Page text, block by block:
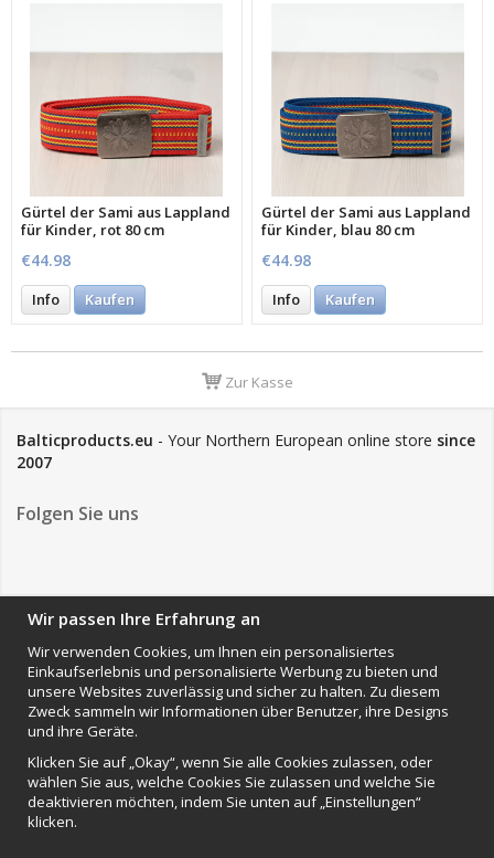
Gürtel der Sami aus Lappland
für Kinder, rot 80 cm
€44.98
Info Kaufen
Gürtel der Sami aus Lappland
für Kinder, blau 80 cm
€44.98
Info Kaufen
Zur Kasse
Balticproducts.eu - Your Northern European online store since
2007
Folgen Sie uns
NEWSLETTER
Anmelden
Impressum
VAMOS Commerce AB
Organisationsnummer: 559502-0453
Wir passen Ihre Erfahrung an
Wir verwenden Cookies, um Ihnen ein personalisiertes
Einkaufserlebnis und personalisierte Werbung zu bieten und
unsere Websites zuverlässig und sicher zu halten. Zu diesem
Zweck sammeln wir Informationen über Benutzer, ihre Designs
und ihre Geräte.
Klicken Sie auf „Okay“, wenn Sie alle Cookies zulassen, oder
wählen Sie aus, welche Cookies Sie zulassen und welche Sie
deaktivieren möchten, indem Sie unten auf „Einstellungen“
klicken.